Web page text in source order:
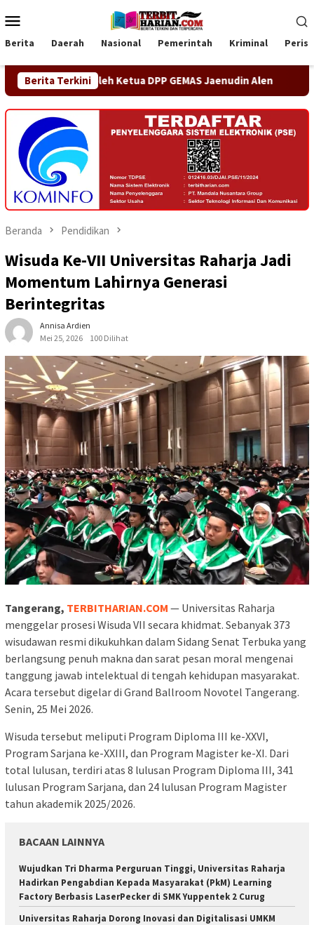
ke
kontenMobile
Berita Daerah Nasional Pemerintah Kriminal
Berita Terkini
Ketua DPP GEMAS Jaenudin Alen OA PHIGMA Siap
Beranda Pendidikan
Wisuda Ke-VII Universitas Raharja Jadi
Momentum Lahirnya Generasi
Berintegritas
Annisa Ardien
Mei 25, 2026
100 Dilihat
Tangerang, TERBITHARIAN.COM — Universitas Raharja
menggelar prosesi Wisuda VII secara khidmat. Sebanyak 373
wisudawan resmi dikukuhkan dalam Sidang Senat Terbuka yang
berlangsung penuh makna dan sarat pesan moral mengenai
tanggung jawab intelektual di tengah kehidupan masyarakat.
Acara tersebut digelar di Grand Ballroom Novotel Tangerang.
Senin, 25 Mei 2026.
Wisuda tersebut meliputi Program Diploma III ke-XXVI,
Program Sarjana ke-XXIII, dan Program Magister ke-XI. Dari
total lulusan, terdiri atas 8 lulusan Program Diploma III, 341
lulusan Program Sarjana, dan 24 lulusan Program Magister
tahun akademik 2025/2026.
BACAAN LAINNYA
Wujudkan Tri Dharma Perguruan Tinggi, Universitas Raharja
Hadirkan Pengabdian Kepada Masyarakat (PkM) Learning
Factory Berbasis LaserPecker di SMK Yuppentek 2 Curug
Universitas Raharja Dorong Inovasi dan Digitalisasi UMKM